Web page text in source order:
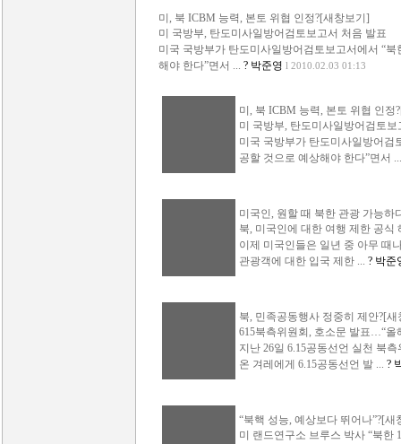
미, 북 ICBM 능력, 본토 위협 인정?[새창보기]
미 국방부, 탄도미사일방어검토보고서 처음 발표
미국 국방부가 탄도미사일방어검토보고서에서 “
해야 한다”면서 ... ? 박준영 l 2010.02.03 01:13
미, 북 ICBM 능력, 본토 위협 인정
미 국방부, 탄도미사일방어검토보
미국 국방부가 탄도미사일방어검
공할 것으로 예상해야 한다”면서 ...
미국인, 원할 때 북한 관광 가능하
북, 미국인에 대한 여행 제한 공식
이제 미국인들은 일년 중 아무 때
관광객에 대한 입국 제한 ... ? 박준
북, 민족공동행사 정중히 제안?[새
615북측위원회, 호소문 발표…“올
지난 26일 6.15공동선언 실천 북
온 겨레에게 6.15공동선언 발 ... ?
“북핵 성능, 예상보다 뛰어나”?[새
미 랜드연구소 브루스 박사 “북한